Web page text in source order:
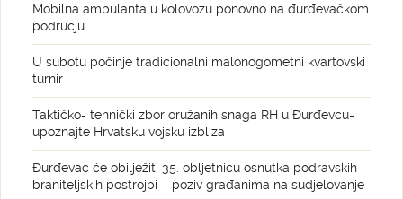
Mobilna ambulanta u kolovozu ponovno na đurđevačkom
području
U subotu počinje tradicionalni malonogometni kvartovski
turnir
Taktičko- tehnički zbor oružanih snaga RH u Đurđevcu-
upoznajte Hrvatsku vojsku izbliza
Đurđevac će obilježiti 35. obljetnicu osnutka podravskih
braniteljskih postrojbi – poziv građanima na sudjelovanje